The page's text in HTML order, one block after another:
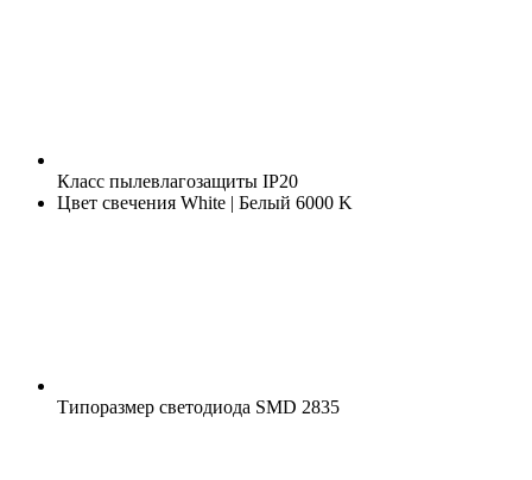
Класс пылевлагозащиты IP20
Цвет свечения White | Белый 6000 K
Типоразмер светодиода SMD 2835